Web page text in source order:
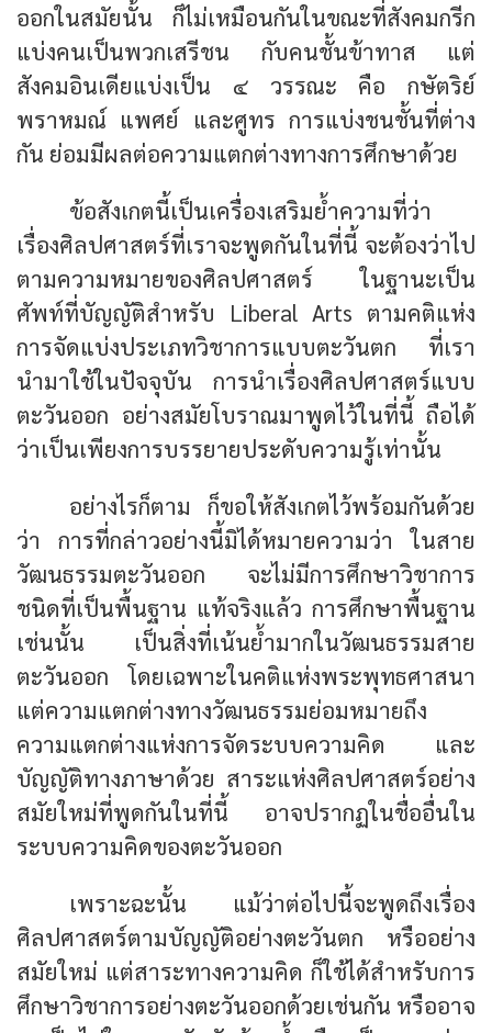
ออกในสมัยนั้น ก็ไม่เหมือนกันในขณะที่สังคมกรีก
แบ่งคนเป็นพวกเสรีชน กับคนชั้นข้าทาส แต่
สังคมอินเดียแบ่งเป็น ๔ วรรณะ คือ กษัตริย์
พราหมณ์ แพศย์ และศูทร การแบ่งชนชั้นที่ต่าง
กัน ย่อมมีผลต่อความแตกต่างทางการศึกษาด้วย
ข้อสังเกตนี้เป็นเครื่องเสริมย้ำความที่ว่า
เรื่องศิลปศาสตร์ที่เราจะพูดกันในที่นี้ จะต้องว่าไป
ตามความหมายของศิลปศาสตร์ ในฐานะเป็น
ศัพท์ที่บัญญัติสำหรับ Liberal Arts ตามคติแห่ง
การจัดแบ่งประเภทวิชาการแบบตะวันตก ที่เรา
นำมาใช้ในปัจจุบัน การนำเรื่องศิลปศาสตร์แบบ
ตะวันออก อย่างสมัยโบราณมาพูดไว้ในที่นี้ ถือได้
ว่าเป็นเพียงการบรรยายประดับความรู้เท่านั้น
อย่างไรก็ตาม ก็ขอให้สังเกตไว้พร้อมกันด้วย
ว่า การที่กล่าวอย่างนี้มิได้หมายความว่า ในสาย
วัฒนธรรมตะวันออก จะไม่มีการศึกษาวิชาการ
ชนิดที่เป็นพื้นฐาน แท้จริงแล้ว การศึกษาพื้นฐาน
เช่นนั้น เป็นสิ่งที่เน้นย้ำมากในวัฒนธรรมสาย
ตะวันออก โดยเฉพาะในคติแห่งพระพุทธศาสนา
แต่ความแตกต่างทางวัฒนธรรมย่อมหมายถึง
ความแตกต่างแห่งการจัดระบบความคิด และ
บัญญัติทางภาษาด้วย สาระแห่งศิลปศาสตร์อย่าง
สมัยใหม่ที่พูดกันในที่นี้ อาจปรากฏในชื่ออื่นใน
ระบบความคิดของตะวันออก
เพราะฉะนั้น แม้ว่าต่อไปนี้จะพูดถึงเรื่อง
ศิลปศาสตร์ตามบัญญัติอย่างตะวันตก หรืออย่าง
สมัยใหม่ แต่สาระทางความคิด ก็ใช้ได้สำหรับการ
ศึกษาวิชาการอย่างตะวันออกด้วยเช่นกัน หรืออาจ